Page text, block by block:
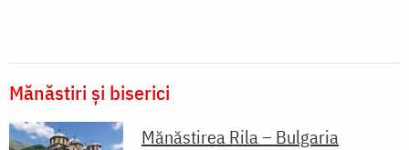
Mănăstiri și biserici
Mănăstirea Rila – Bulgaria